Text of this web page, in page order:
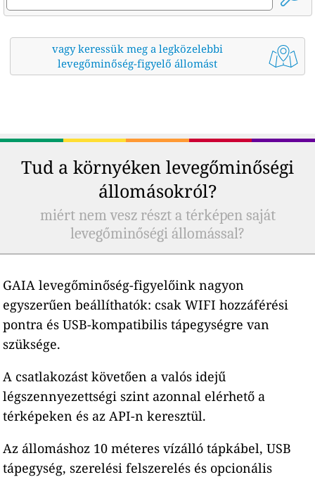
vagy keressük meg a legközelebbi
levegőminőség-figyelő állomást
Tud a környéken levegőminőségi
állomásokról?
miért nem vesz részt a térképen saját
levegőminőségi állomással?
GAIA levegőminőség-figyelőink nagyon
egyszerűen beállíthatók: csak WIFI hozzáférési
pontra és USB-kompatibilis tápegységre van
szüksége.
A csatlakozást követően a valós idejű
légszennyezettségi szint azonnal elérhető a
térképeken és az API-n keresztül.
Az állomáshoz 10 méteres vízálló tápkábel, USB
tápegység, szerelési felszerelés és opcionális